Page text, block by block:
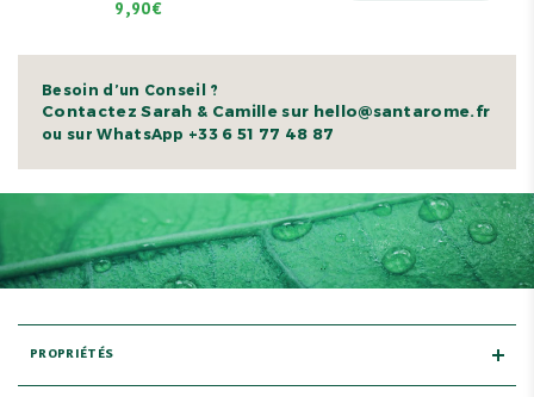
9,90€
Besoin d’un Conseil ?
Contactez Sarah & Camille sur hello@santarome.fr
ou sur WhatsApp +33 6 51 77 48 87
PROPRIÉTÉS